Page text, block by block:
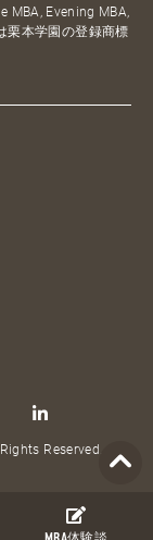
MBA, Evening MBA,
栗本学園の登録商標
Reserved.